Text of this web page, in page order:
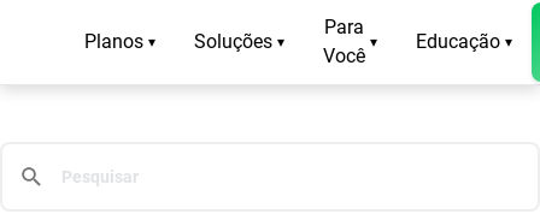
Planos ▾ Soluções ▾
Para
Você
▾ Educação ▾